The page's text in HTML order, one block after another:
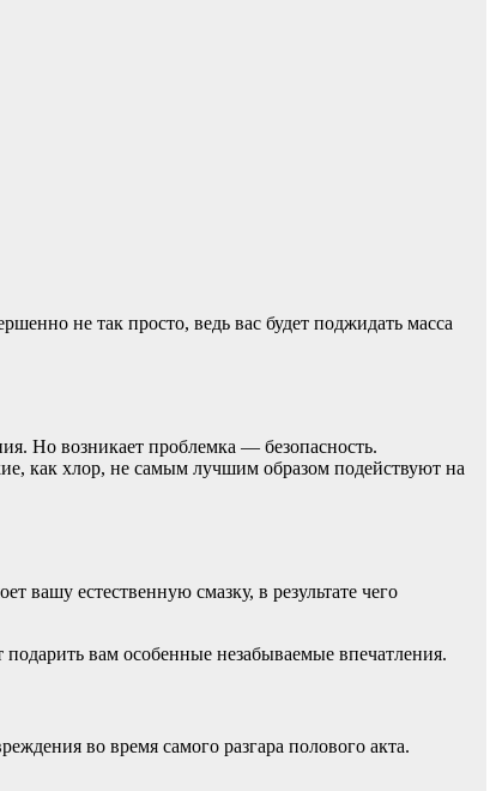
не так просто, ведь вас будет поджидать масса
Но возникает проблемка — безопасность.
как хлор, не самым лучшим образом подействуют на
вашу естественную смазку, в результате чего
вам особенные незабываемые впечатления.
во время самого разгара полового акта.